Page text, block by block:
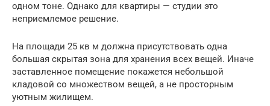
одном тоне. Однако для квартиры — студии это
неприемлемое решение.
На площади 25 кв м должна присутствовать одна
большая скрытая зона для хранения всех вещей. Иначе
заставленное помещение покажется небольшой
кладовой со множеством вещей, а не просторным
уютным жилищем.